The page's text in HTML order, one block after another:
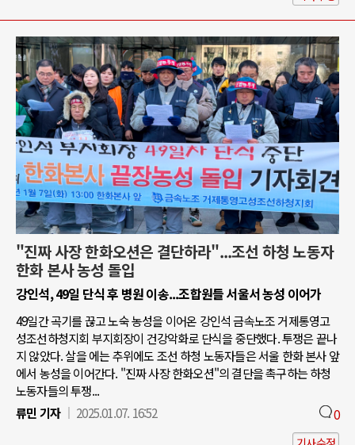
"진짜 사장 한화오션은 결단하라"...조선 하청 노동자
한화 본사 농성 돌입
강인석, 49일 단식 후 병원 이송...조합원들 서울서 농성 이어가
49일간 곡기를 끊고 노숙 농성을 이어온 강인석 금속노조 거제통영고
성조선하청지회 부지회장이 건강악화로 단식을 중단했다. 투쟁은 끝나
지 않았다. 살을 에는 추위에도 조선 하청 노동자들은 서울 한화 본사 앞
에서 농성을 이어간다. "진짜 사장 한화오션"의 결단을 촉구하는 하청
노동자들의 투쟁...
류민 기자
2025.01.07. 16:52 0